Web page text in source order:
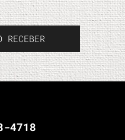
RECEBER
4718